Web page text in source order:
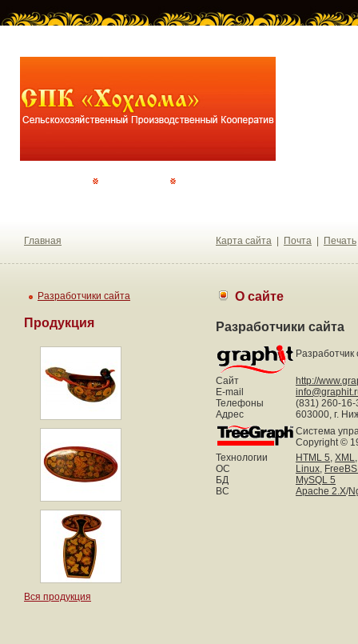
Главная
Разработчики сайта
Продукция
Вся продукция
Карта сайта Почта Печать
О сайте
Разработчики сайта
Сайт
http://
E-mail
Телефоны
(831) 260-16-
Адрес
603000, г.
Система
Copyright ©
Технологии
HTML 5, XML,
ОС
Linux
БД
MySQL 5
ВС
Apache 2.X/